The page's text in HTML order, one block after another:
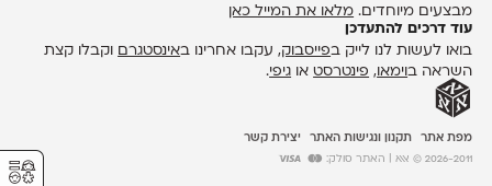
מבצעים מיוחדים. מלאו את המייל כאן
עוד דרכים להתעדכן
בואו לעשות לנו לייק בפייסבוק, עקבו אחרינו באינסטגרם
וקבלו קצת
השראה בוימאו , פינטרסטאו גיפי.
מפת אתר תקנון ונגישות האתר יצירת קשר
2026-2011 © אאא | האתר סולק: ⚥︎